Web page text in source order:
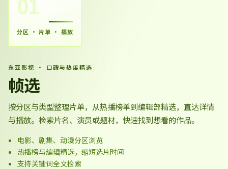
分区 · 片单 · 播放
东亚影视 · 口碑与热度精选
帧选
按分区与类型整理片单，从热播榜单到编辑部精选，直达详情
与播放。检索片名、演员或题材，快速找到想看的作品。
电影、剧集、动漫分区浏览
热播榜与编辑精选，缩短选片时间
支持关键词全文检索